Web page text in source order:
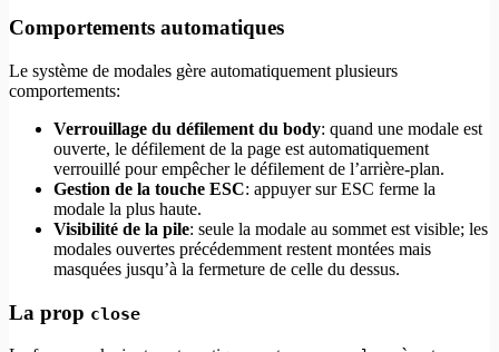
Comportements automatiques
Le système de modales gère automatiquement plusieurs
comportements:
Verrouillage du défilement du body: quand une modale est
ouverte, le défilement de la page est automatiquement
verrouillé pour empêcher le défilement de l’arrière-plan.
Gestion de la touche ESC: appuyer sur ESC ferme la
modale la plus haute.
Visibilité de la pile: seule la modale au sommet est visible; les
modales ouvertes précédemment restent montées mais
masquées jusqu’à la fermeture de celle du dessus.
La prop close